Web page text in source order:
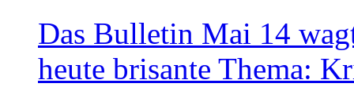
Das Bulletin Mai 14
heute brisante Thema: